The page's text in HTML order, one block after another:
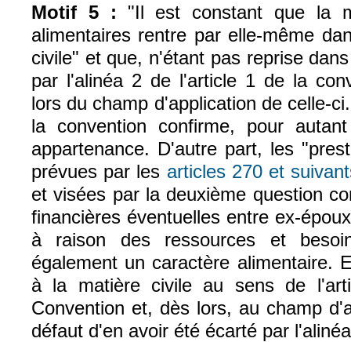
Motif 5 :
"Il est constant que la
alimentaires rentre par elle-même
civile" et que, n'étant pas reprise
par l'alinéa 2 de l'article 1 de la
lors du champ d'application de celle-
la convention confirme, pour
appartenance. D'autre part, les
prévues par les articles 270 et
et visées par la deuxième question
financières éventuelles entre ex-
à raison des ressources et
également un caractère alimentaire.
à la matière civile au sens de
Convention et, dès lors, au champ
défaut d'en avoir été écarté par